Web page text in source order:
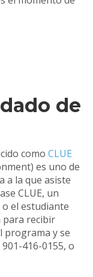
de
como CLUE
es uno de
a la que asiste
CLUE, un
o el estudiante
para recibir
programa y se
416-0155, o